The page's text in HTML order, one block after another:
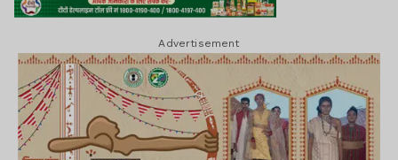
Advertisement